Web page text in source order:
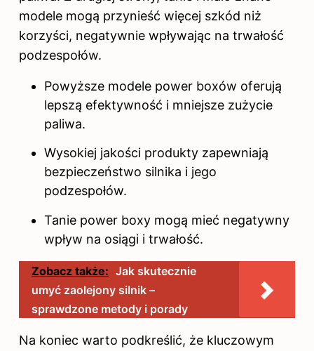
modele mogą przynieść więcej szkód niż
korzyści, negatywnie wpływając na trwałość
podzespołów.
Powyższe modele power boxów oferują
lepszą efektywność i mniejsze zużycie
paliwa.
Wysokiej jakości produkty zapewniają
bezpieczeństwo silnika i jego
podzespołów.
Tanie power boxy mogą mieć negatywny
wpływ na osiągi i trwałość.
Zobacz także: Jak skutecznie
umyć zaolejony silnik –
sprawdzone metody i porady
Na koniec warto podkreślić, że kluczowym